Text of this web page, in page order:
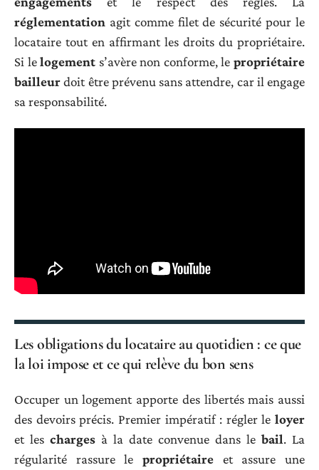
réglementation agit comme filet de sécurité pour le
locataire tout en affirmant les droits du propriétaire.
Si lelogement s’avère non conforme, lepropriétaire
bailleurdoit être prévenu sans attendre, car il engage
sa responsabilité.
Les obligations du locataire au quotidien : ce que
la loi impose et ce qui relève du bon sens
Occuper un logement apporte des libertés mais aussi
des devoirs précis. Premier impératif : régler le loyer
et les charges à la date convenue dans le bail. La
régularité rassure le propriétaire et assure une